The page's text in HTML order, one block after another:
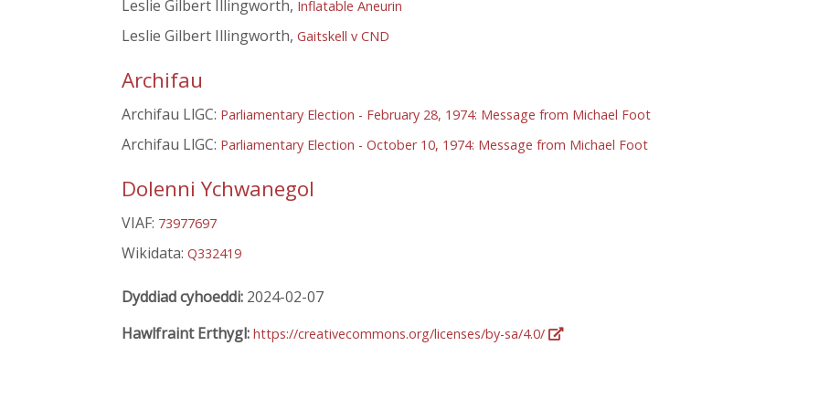
Leslie Gilbert Illingworth, Inflatable Aneurin
Leslie Gilbert Illingworth, Gaitskell v CND
Archifau
Archifau LlGC: Parliamentary Election - February 28, 1974: Message from Michael Foot
Archifau LlGC: Parliamentary Election - October 10, 1974: Message from Michael Foot
Dolenni Ychwanegol
VIAF: 73977697
Wikidata: Q332419
Dyddiad cyhoeddi: 2024-02-07
Hawlfraint Erthygl: https://creativecommons.org/licenses/by-sa/4.0/